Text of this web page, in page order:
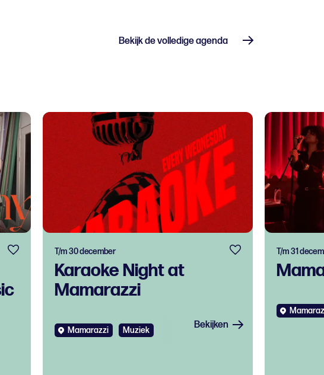
Bekijk de volledige agenda
Karaoke Night at
Mamarazzi
T/m 30 december
Mamarazzi Muziek Bekijken
T/m 31